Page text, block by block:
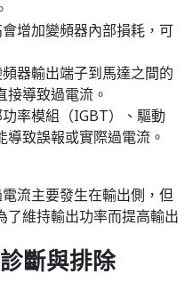
增加變頻器內部損耗，可
器輸出端子到馬達之間的
導致過電流。
率模組（IGBT）、驅動
致誤報或實際過電流。
流主要發生在輸出側，但
了維持輸出功率而提高輸出
斷與排除